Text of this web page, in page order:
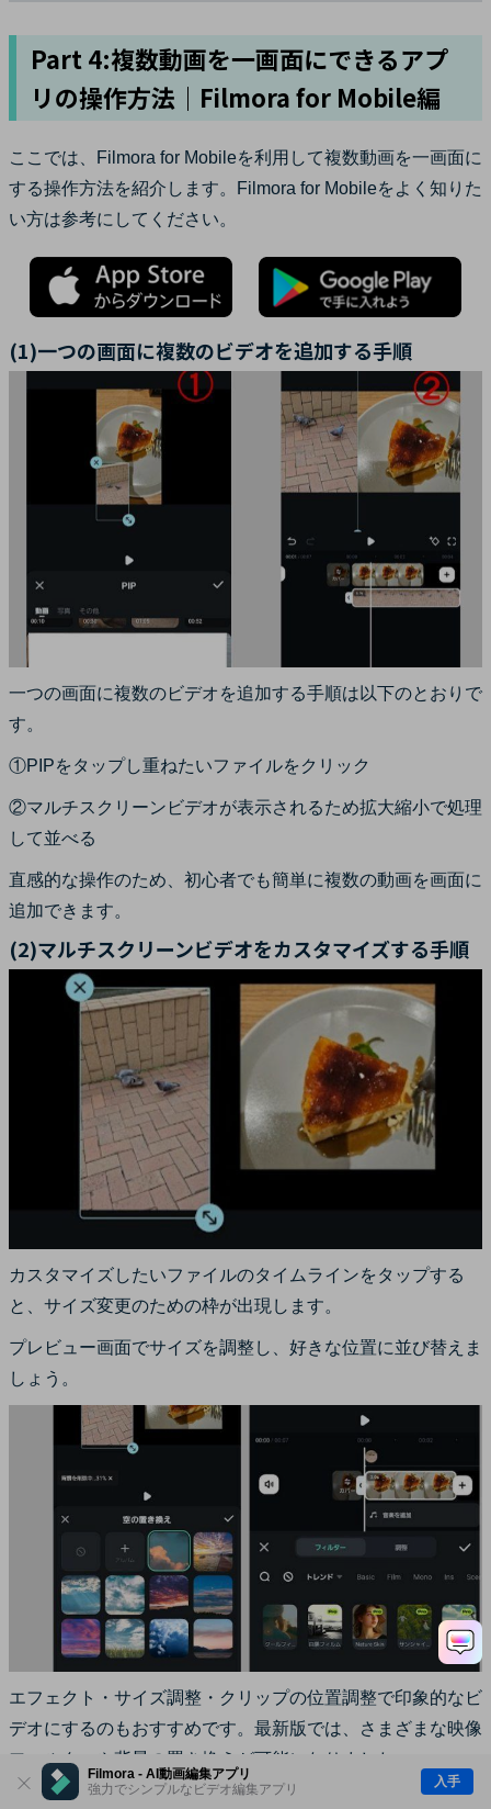
Filmora - AI動画編集アプリ
強力でシンプルなビデオ編集アプリ
入手
Part 4:複数動画を一画面にできるアプ
リの操作方法｜Filmora for Mobile編
ここでは、Filmora for Mobileを利用して複数動画を一画面に
する操作方法を紹介します。Filmora for Mobileをよく知りた
い方は参考にしてください。
(1)一つの画面に複数のビデオを追加する手順
一つの画面に複数のビデオを追加する手順は以下のとおりで
す。
①PIPをタップし重ねたいファイルをクリック
②マルチスクリーンビデオが表示されるため拡大縮小で処理
して並べる
直感的な操作のため、初心者でも簡単に複数の動画を画面に
追加できます。
(2)マルチスクリーンビデオをカスタマイズする手順
カスタマイズしたいファイルのタイムラインをタップする
と、サイズ変更のための枠が出現します。
プレビュー画面でサイズを調整し、好きな位置に並び替えま
しょう。
エフェクト・サイズ調整・クリップの位置調整で印象的なビ
デオにするのもおすすめです。最新版では、さまざまな映像
フィルターや背景の置き換えが可能になりました。
「再生」アイコンをクリックでプレビュースタートします。